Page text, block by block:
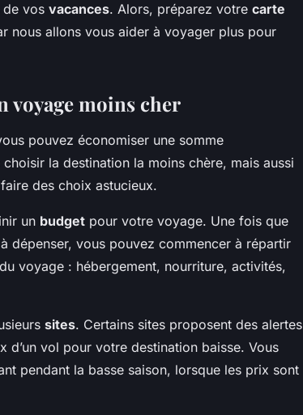
de vos vacances. Alors, préparez votre carte
nous allons vous aider à voyager plus pour
voyage moins cher
pouvez économiser une somme
la destination la moins chère, mais aussi
des choix astucieux.
un budget pour votre voyage. Une fois que
dépenser, vous pouvez commencer à répartir
du voyage : hébergement, nourriture, activités,
sites. Certains sites proposent des alertes
vol pour votre destination baisse. Vous
pendant la basse saison, lorsque les prix sont